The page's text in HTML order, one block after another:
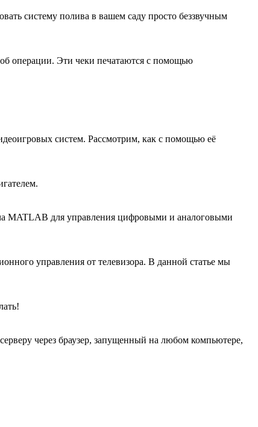
систему полива в вашем саду просто беззвучным
операции. Эти чеки печатаются с помощью
систем. Рассмотрим, как с помощью её
MATLAB для управления цифровыми и аналоговыми
управления от телевизора. В данной статье мы
через браузер, запущенный на любом компьютере,